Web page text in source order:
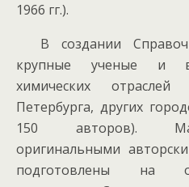
1966 гг.).
В создании
крупные ученые и
химических
Петербурга, других
150 авторов).
оригинальными
подготовлены на